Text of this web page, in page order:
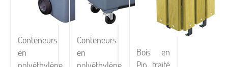
Conteneurs
en
Conteneurs
en
Bois en
Pin, traité